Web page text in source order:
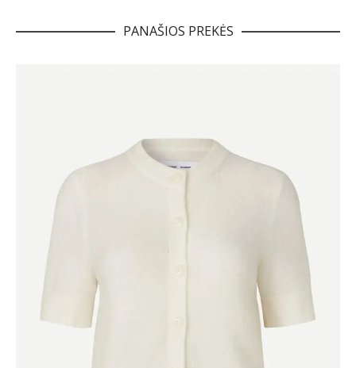
PANAŠIOS PREKĖS